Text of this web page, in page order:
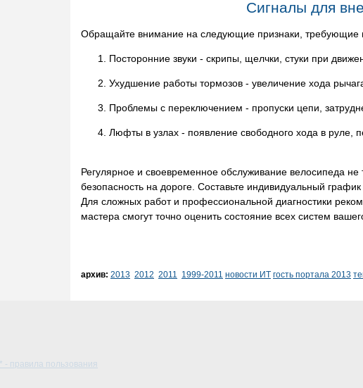
Сигналы для
Обращайте внимание на следующие признаки, требующие
Посторонние звуки - скрипы, щелчки, стуки при
Ухудшение работы тормозов - увеличение хода
Проблемы с переключением - пропуски цепи,
Люфты в узлах - появление свободного хода в руле,
Регулярное и своевременное обслуживание велосипеда
безопасность на дороге. Составьте индивидуальный
Для сложных работ и профессиональной диагностики
мастера смогут точно оценить состояние всех систем
архив: 2013 2012 2011 1999-2011 новости ИТ гость портала 2013
* - правила пользования